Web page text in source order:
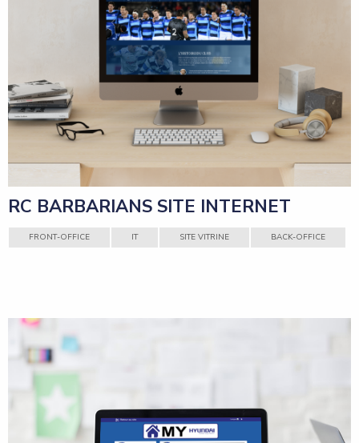
RC BARBARIANS SITE INTERNET
FRONT-OFFICE IT SITE VITRINE BACK-OFFICE